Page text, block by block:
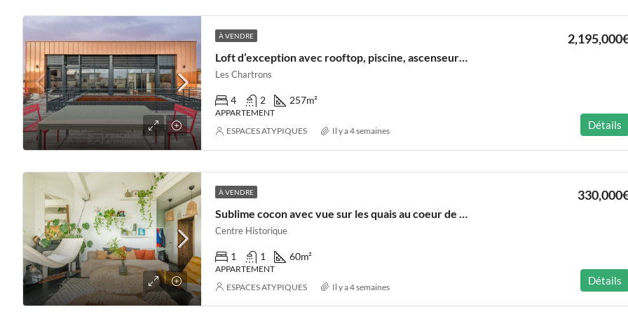
À VENDRE
Loft d’exception avec rooftop, piscine, ascenseur et garage au coeur des Chartrons
Les Chartrons
4 2 257m²
APPARTEMENT
Détails
ESPACES ATYPIQUES Il y a 4 semaines
À VENDRE
Centre Historique
1 1 60m²
APPARTEMENT
Détails
ESPACES ATYPIQUES Il y a 4 semaines